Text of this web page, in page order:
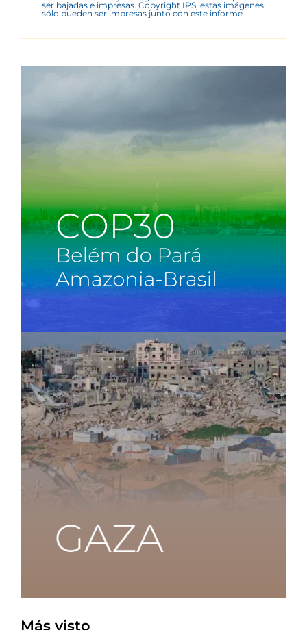
ser bajadas e impresas. Copyright IPS, estas imágenes
sólo pueden ser impresas junto con este informe
Más visto